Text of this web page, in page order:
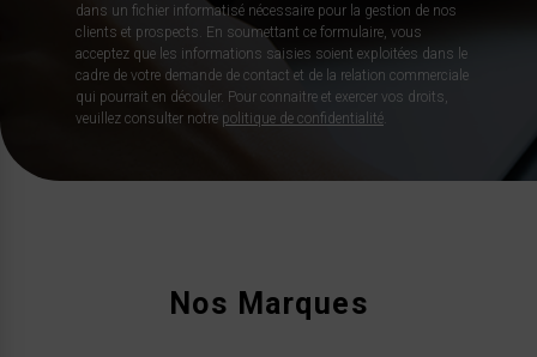
dans un fichier informatisé nécessaire pour la gestion de nos
clients et prospects. En soumettant ce formulaire, vous
acceptez que les informations saisies soient exploitées dans le
cadre de votre demande de contact et de la relation commerciale
qui pourrait en découler. Pour connaitre et exercer vos droits,
veuillez consulter notre politique de confidentialité
Nos Marques